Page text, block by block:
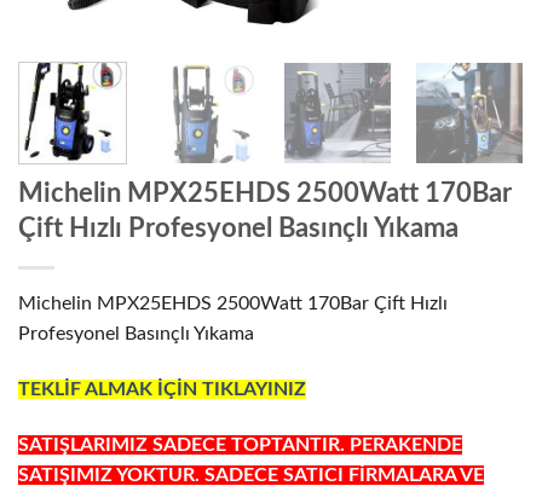
Michelin MPX25EHDS 2500Watt 170Bar
Çift Hızlı Profesyonel Basınçlı Yıkama
Michelin MPX25EHDS 2500Watt 170Bar Çift Hızlı
Profesyonel Basınçlı Yıkama
TEKLİF ALMAK İÇİN TIKLAYINIZ
SATIŞLARIMIZ SADECE TOPTANTIR. PERAKENDE
SATIŞIMIZ YOKTUR. SADECE SATICI FİRMALARA VE